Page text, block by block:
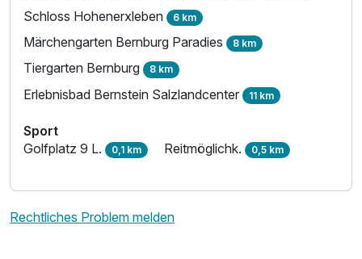
Für 6 Tage
2 Erwachsene
Schloss Hohenerxleben 6 km
Märchengarten Bernburg Paradies 8 km
Tiergarten Bernburg 8 km
Erlebnisbad Bernstein Salzlandcenter 11 km
Sport
Golfplatz 9 L. 0,1 km Reitmöglichk. 0,5 km
Rechtliches Problem melden